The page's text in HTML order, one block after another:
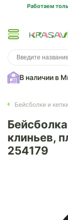
Работаем
В наличии в
Бейсболки и
Бейсболка
клиньев,
254179